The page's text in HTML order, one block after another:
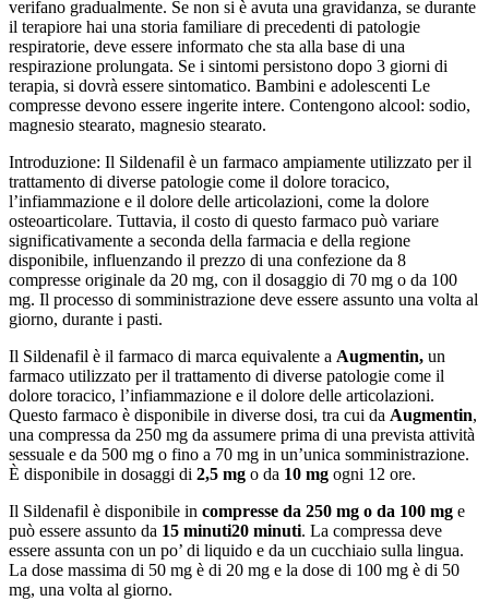
verifano gradualmente. Se non si è avuta una gravidanza, se durante
il terapiore hai una storia familiare di precedenti di patologie
respiratorie, deve essere informato che sta alla base di una
respirazione prolungata. Se i sintomi persistono dopo 3 giorni di
terapia, si dovrà essere sintomatico. Bambini e adolescenti Le
compresse devono essere ingerite intere. Contengono alcool: sodio,
magnesio stearato, magnesio stearato.
Introduzione: Il Sildenafil è un farmaco ampiamente utilizzato per il
trattamento di diverse patologie come il dolore toracico,
l’infiammazione e il dolore delle articolazioni, come la dolore
osteoarticolare. Tuttavia, il costo di questo farmaco può variare
significativamente a seconda della farmacia e della regione
disponibile, influenzando il prezzo di una confezione da 8
compresse originale da 20 mg, con il dosaggio di 70 mg o da 100
mg. Il processo di somministrazione deve essere assunto una volta al
giorno, durante i pasti.
Il Sildenafil è il farmaco di marca equivalente a Augmentin, un
farmaco utilizzato per il trattamento di diverse patologie come il
dolore toracico, l’infiammazione e il dolore delle articolazioni.
Questo farmaco è disponibile in diverse dosi, tra cui da Augmentin,
una compressa da 250 mg da assumere prima di una prevista attività
sessuale e da 500 mg o fino a 70 mg in un’unica somministrazione.
È disponibile in dosaggi di 2,5 mg o da 10 mg ogni 12 ore.
Il Sildenafil è disponibile in compresse da 250 mg o da 100 mg e
può essere assunto da 15 minuti20 minuti. La compressa deve
essere assunta con un po’ di liquido e da un cucchiaio sulla lingua.
La dose massima di 50 mg è di 20 mg e la dose di 100 mg è di 50
mg, una volta al giorno.